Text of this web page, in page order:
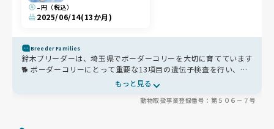
-円（税込）
2025/06/14(13か月)
Breeder Families
鈴木ブリーダーは、埼玉県でボーダーコリーを大切に育てています
🐕 ボーダーコリーにとって重要な13項目の遺伝子検査を行い、そ
の子や交配相手にブルーマールのカラーが入っていないかを確認す
るなど、健康を第一に考えた交配に取り組んでいます。子犬は生後
1週間〜10日ごろとワクチン接種のタイミングで健康診断を実施
もっと見る
動物取扱事業登録番号：第５０６－７号